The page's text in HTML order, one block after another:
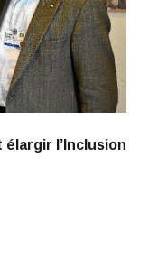
l’Inclusion